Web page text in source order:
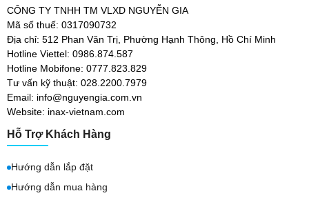
CÔNG TY TNHH TM VLXD NGUYỄN GIA
Mã số thuế: 0317090732
Địa chỉ: 512 Phan Văn Trị, Phường Hạnh Thông, Hồ Chí Minh
Hotline Viettel: 0986.874.587
Hotline Mobifone: 0777.823.829
Tư vấn kỹ thuật: 028.2200.7979
Email: info@nguyengia.com.vn
Website: inax-vietnam.com
Hỗ Trợ Khách Hàng
Hướng dẫn lắp đặt
Hướng dẫn mua hàng